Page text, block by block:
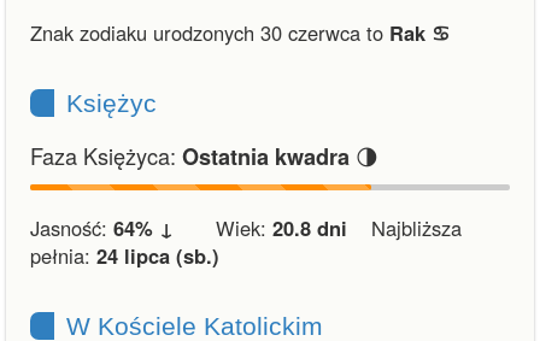
Znak zodiaku urodzonych 30 czerwca to Rak ♋︎
Księżyc
Faza Księżyca: Ostatnia kwadra 🌗
Jasność: 64% ↓ Wiek: 20.8 dni Najbliższa
pełnia: 24 lipca (sb.)
W Kościele Katolickim